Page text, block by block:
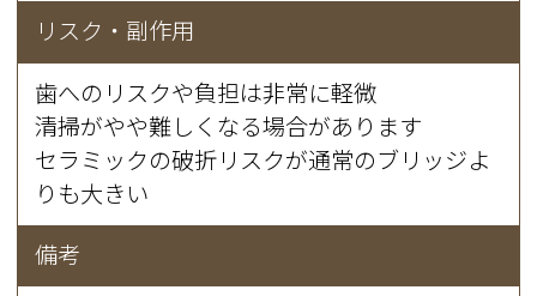
リスク・副作用
歯へのリスクや負担は非常に軽微
清掃がやや難しくなる場合があります
セラミックの破折リスクが通常のブリッジよ
りも大きい
備考